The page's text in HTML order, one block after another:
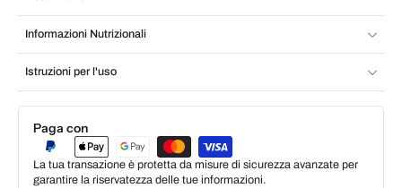
Informazioni Nutrizionali
Istruzioni per l'uso
Paga con
La tua transazione è protetta da misure di sicurezza avanzate per
garantire la riservatezza delle tue informazioni.